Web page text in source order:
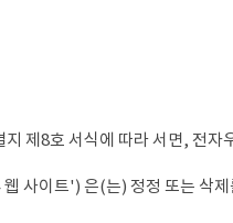
제8호 서식에 따라 서면, 전
사이트') 은(는) 정정 또는 삭제